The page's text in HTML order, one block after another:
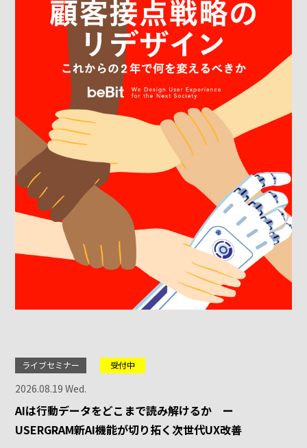
ライブセミナー 受付中
2026.08.19 Wed.
AIは行動データをどこまで読み解けるか ー
USERGRAM新AI機能が切り拓く次世代UX改善